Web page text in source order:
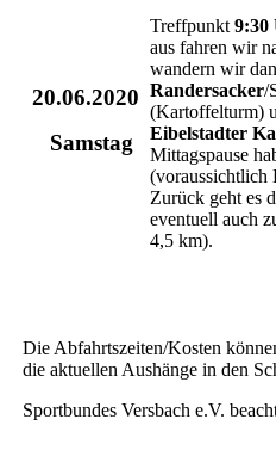
20.06.2020
Samstag
Treffpunkt 9:30
aus fahren wir
wandern wir
Randersacker/
(Kartoffelturm)
Eibelstadter
Mittagspause
(voraussichtlich
Zurück geht es
eventuell auch
4,5 km).
Die Abfahrtszeiten/Kosten
die aktuellen Aushänge in den
Sportbundes Versbach e.V.